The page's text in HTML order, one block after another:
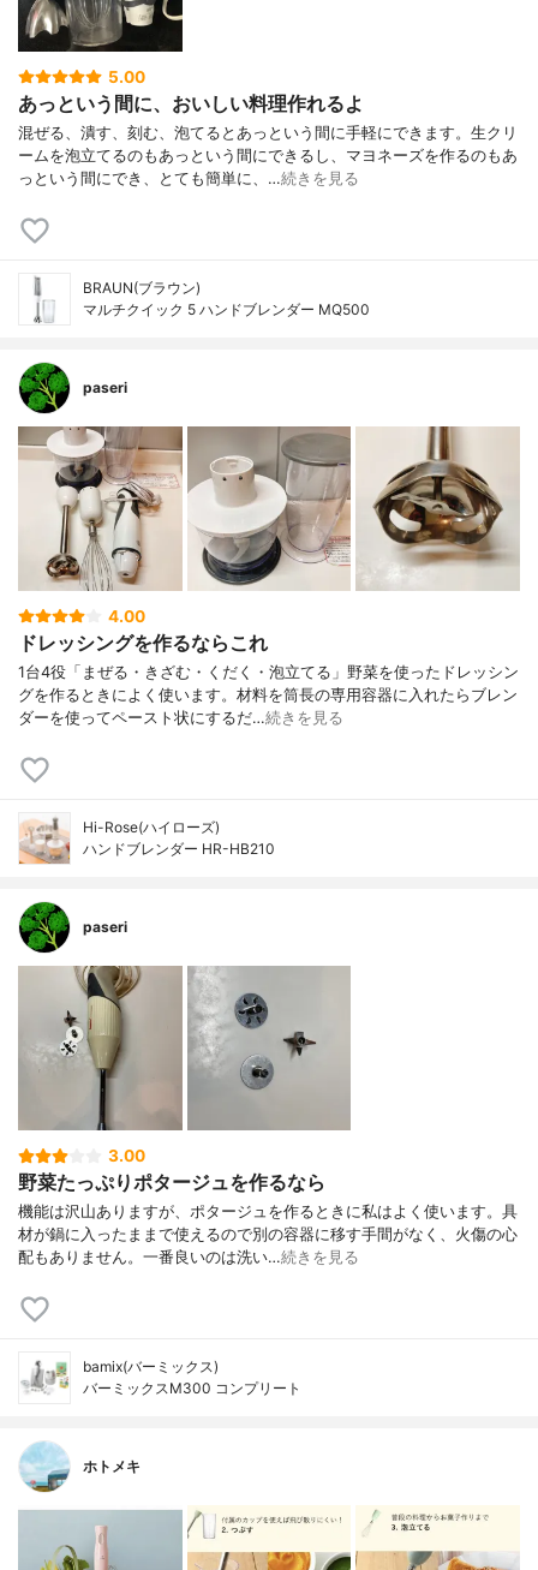
5.00
あっという間に、おいしい料理作れるよ
混ぜる、潰す、刻む、泡てるとあっという間に手軽にできます。生クリ
ームを泡立てるのもあっという間にできるし、マヨネーズを作るのもあ
っという間にでき、とても簡単に、…続きを見る
BRAUN(ブラウン)
マルチクイック 5 ハンドブレンダー MQ500
paseri
4.00
ドレッシングを作るならこれ
1台4役「まぜる・きざむ・くだく・泡立てる」野菜を使ったドレッシン
グを作るときによく使います。材料を筒長の専用容器に入れたらブレン
ダーを使ってペースト状にするだ…続きを見る
Hi-Rose(ハイローズ)
ハンドブレンダー HR-HB210
paseri
3.00
野菜たっぷりポタージュを作るなら
機能は沢山ありますが、ポタージュを作るときに私はよく使います。具
材が鍋に入ったままで使えるので別の容器に移す手間がなく、火傷の心
配もありません。一番良いのは洗い…続きを見る
bamix(バーミックス)
バーミックスM300 コンプリート
ホトメキ